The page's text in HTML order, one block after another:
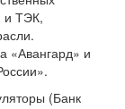
и ТЭК,
«Авангард» и
(Банк